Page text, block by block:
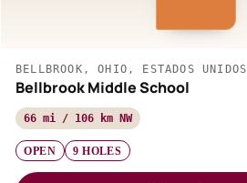
BELLBROOK, OHIO, ESTADOS UNIDOS
Bellbrook Middle School
66 mi / 106 km NW
OPEN 9 HOLES